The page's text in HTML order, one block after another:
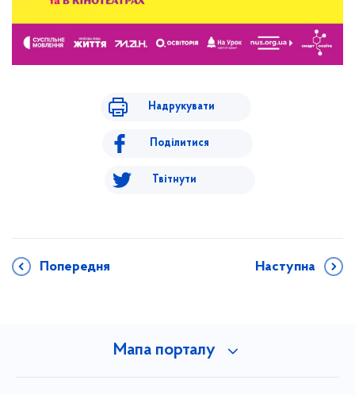
Надрукувати
Поділитися
Твітнути
Попередня Наступна
Мапа порталу